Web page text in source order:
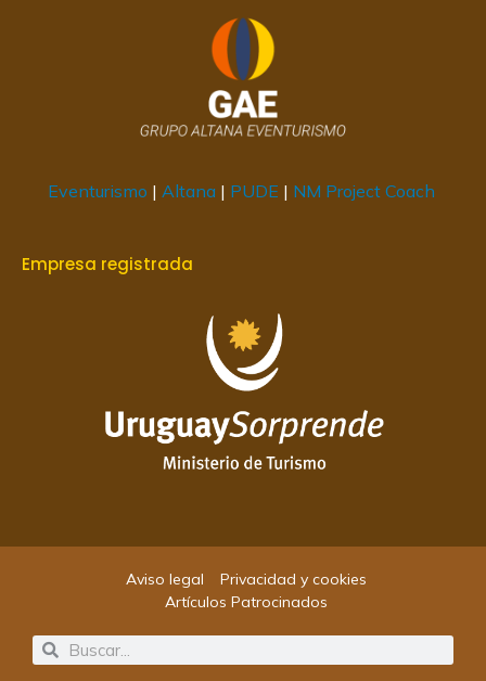
Eventurismo | Altana | PUDE | NM Project Coach
Empresa registrada
SearchSearch
Aviso legal
Privacidad y cookies
Artículos Patrocinados